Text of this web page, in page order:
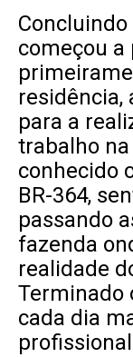
começou
residência,
para a
trabalho
conhecido
BR-364,
passando
fazenda
realidade
Terminado
cada dia